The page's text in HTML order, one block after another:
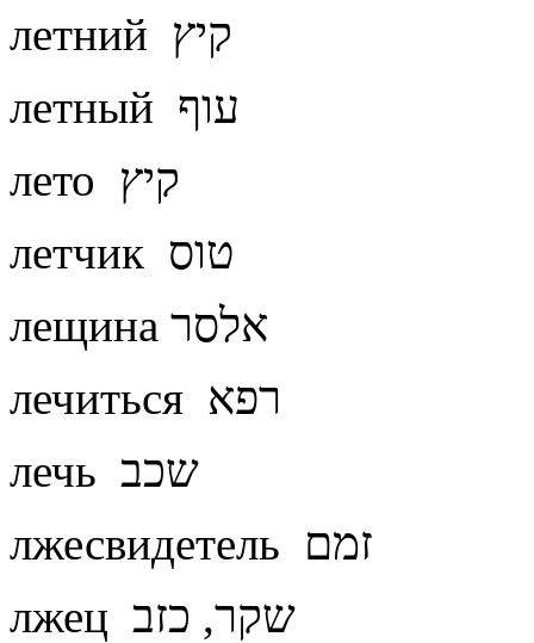
летний קיץ
летный עוף
лето קיץ
летчик טוס
лещина אלסר
лечиться רפא
лечь שכב
лжесвидетель זמם
лжец שקר, כזב